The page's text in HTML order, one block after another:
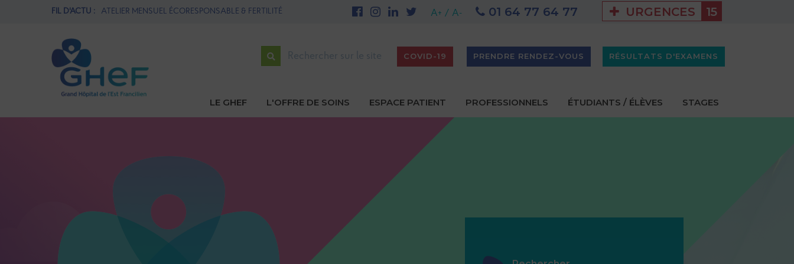
FIL D'ACTU :
& FERTILITÉ 1ère THROMBECTOMIE MÉCANIQUE AU GHEF - Site de Meaux UNE PREMIÈRE NATIONALE AU GHEF - Site de Marne-la-Vallée GHEF - PROJET D'ÉTABLISSEMENT 2025-2029
A+ / A- 01 64 77 64 77 URGENCES 15
Rechercher
COVID-19 PRENDRE RENDEZ-VOUS RÉSULTATS D'EXAMENS
Navigation
LE GHEF L'OFFRE DE SOINS ESPACE PATIENT PROFESSIONNELS ÉTUDIANTS / ÉLÈVES STAGES